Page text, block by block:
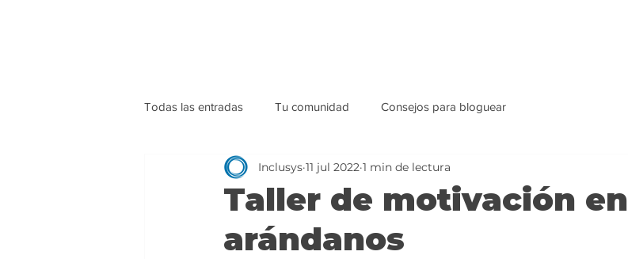
Todas las entradas Tu comunidad Consejos para bloguear
Taller de motivación en
arándanos
Inclusys 11 jul 2022 1 min de lectura